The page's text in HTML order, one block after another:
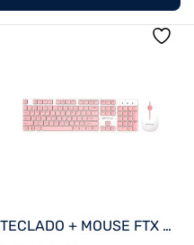
TECLADO + MOUSE FTX WIRELESS FTXGK600 NUMERICO/ESPAÑOL BLANCO/ROSA